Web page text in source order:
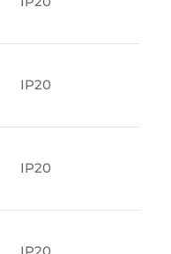
IP20
IP20